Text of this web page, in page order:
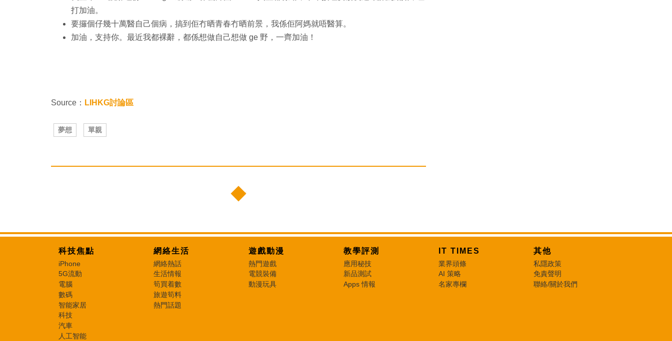
打加油。
要攞個仔幾十萬醫自己個病，搞到佢冇晒青春冇晒前景，我係佢阿媽就唔醫算。
加油，支持你。最近我都裸辭，都係想做自己想做 ge 野，一齊加油！
Source： LIHKG討論區
夢想 單親
科技焦點
iPhone
5G流動
電腦
數碼
智能家居
科技
汽車
人工智能
網絡生活
網絡熱話
生活情報
筍買着數
旅遊筍料
熱門話題
遊戲動漫
熱門遊戲
電競裝備
動漫玩具
教學評測
應用秘技
新品測試
Apps 情報
IT TIMES
業界頭條
AI 策略
名家專欄
其他
私隱政策
免責聲明
聯絡/關於我們